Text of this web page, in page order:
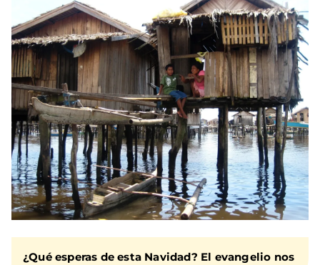
¿Qué esperas de esta Navidad? El evangelio nos